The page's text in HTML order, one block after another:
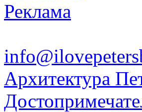
Реклама
Архитектура